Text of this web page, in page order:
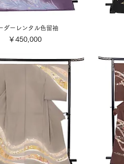
ダーレンタル色留袖
価格
￥450,000